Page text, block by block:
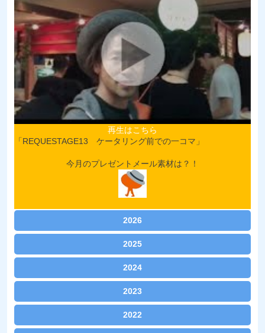
再生はこちら
「REQUESTAGE13 ケータリング前での一コマ」
今月のプレゼントメール素材は？！
2026
『アンケートあれこれ!!2026年7月』
『アンケートあれこれ!!2026年6月』
『アンケートあれこれ!!2026年5月』
『アンケートあれこれ!!2026年4月』
2025
『アンケートあれこれ!!2025年12月』
『アンケートあれこれ!!2025年11月』
『アンケートあれこれ!!2025年10月』
2024
『アンケートあれこれ!!2024年12月』
『アンケートあれこれ!!2024年11月』
2023
『アンケートあれこれ!!2023年12月』
2022